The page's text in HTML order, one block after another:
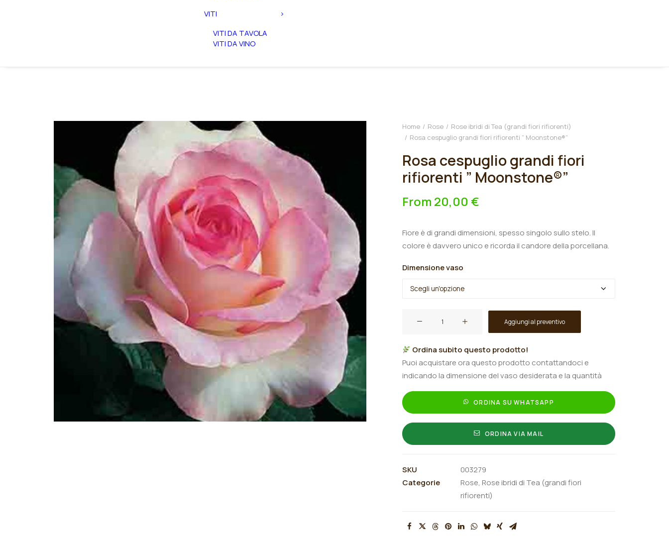
VITI
VITI DA TAVOLA
VITI DA VINO
Home Rose
Rose ibridi di Tea (grandi fiori rifiorenti)
Rosa cespuglio grandi fiori rifiorenti ” Moonstone®”
Rosa cespuglio grandi fiori
rifiorenti ” Moonstone®”
From 20,00 €
Fiore è di grandi dimensioni, spesso singolo sullo stelo. Il
colore è davvero unico e ricorda il candore della porcellana.
Dimensione vaso
fiori
rifiorenti
"
Moonstone®"
quantità
Aggiungi al preventivo
Ordina subito questo prodotto!
Puoi acquistare ora questo prodotto contattandoci e
indicando la dimensione del vaso desiderata e la quantità
ORDINA SU WHATSAPP
ORDINA VIA MAIL
SKU
003279
Categorie
Rose, Rose ibridi di Tea (grandi fiori
rifiorenti)